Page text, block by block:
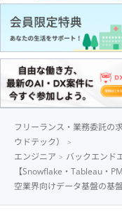
フリーランス・業務委託の
ウドテック）
エンジニア
バックエンド
【Snowflake・Tableau・
空業界向けデータ基盤の基